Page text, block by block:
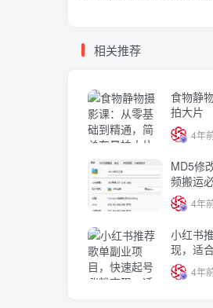
相关推荐
食物静
拍大片
4年
MD5修
频搬运
4年
小红书
现，适
4年